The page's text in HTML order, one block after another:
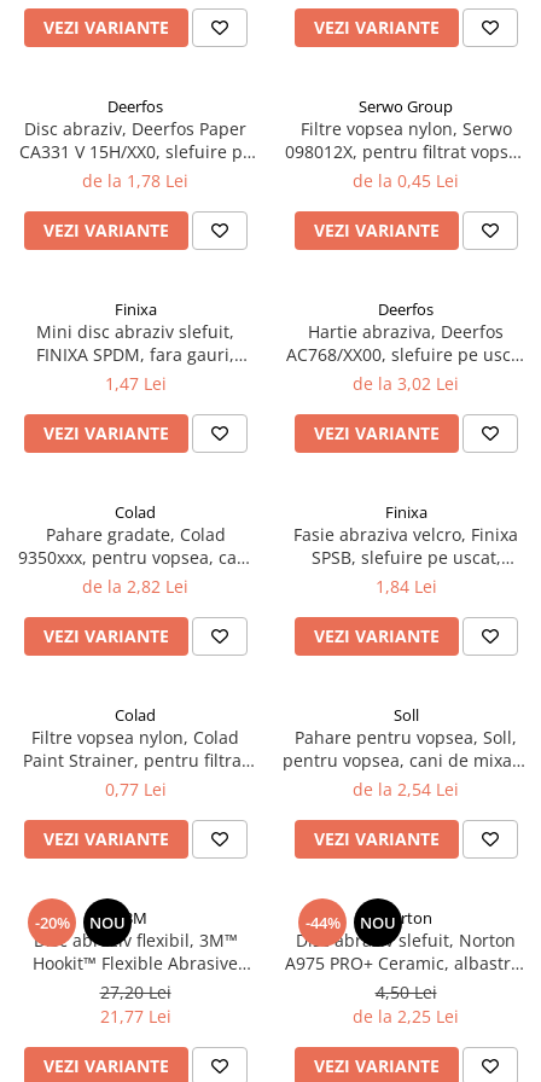
Accesori cana
PPS Sistem aplicat vopseaua
Curatat
Decapant
2.5 MASCARE
Hartie mascare
Folie mascare
Banda mascare
Suporti
2.6 SLEFUIRE
Disc abraziv velcro
Bloc manual slefuire
Epoxy Primer
Filler
Filler UV
Intaritor Primer
Spray Primer
2.8 PREGATIREA VOPSELEI
Verificat vopseaua
Cartele verificat nuanta
Filtre vopsea
Diluant vopsea si lac
Agent dilutie vopsea apa
Diluant pentru pierdere
Diverse
2.9 VOPSELE AUTO
Vopsea auto preparata
Indreptat fara vopsire
Montat si demontat
Scule tinichigerie
Tras tabla
3.7 SUDURA
Aparat sudura MIG - MAG
Sarma sudura si electrozi
Protectie suduri
3.8 USCARE VOPSEA
VEZI VARIANTE VEZI VARIANTE
Deerfos
Disc abraziv, Deerfos Paper
CA331 V 15H/XX0, slefuire pe
uscat, diametru 150 mm
de la 1,78 Lei
VEZI VARIANTE
Serwo Group
Filtre vopsea nylon, Serwo
098012X, pentru filtrat vopsea
125 µ / 190 µ, pret 1 buc
de la 0,45 Lei
VEZI VARIANTE
Finixa
Mini disc abraziv slefuit,
FINIXA SPDM, fara gauri,
diametru Ø 35 mm
1,47 Lei
VEZI VARIANTE
Deerfos
Hartie abraziva, Deerfos
AC768/XX00, slefuire pe uscat
sau umed, dimensiune 230 x
de la 3,02 Lei
VEZI VARIANTE
Colad
Pahare gradate, Colad
9350xxx, pentru vopsea, cani
de mixare + capace, diferite
de la 2,82 Lei
VEZI VARIANTE
Finixa
Fasie abraziva velcro, Finixa
SPSB, slefuire pe uscat,
granulatie P80 - P320,
1,84 Lei
VEZI VARIANTE
Colad
Filtre vopsea nylon, Colad
Paint Strainer, pentru filtrat
vopsea 125 µ / 190 µ, pret 1
0,77 Lei
VEZI VARIANTE
Soll
Pahare pentru vopsea, Soll,
pentru vopsea, cani de mixare
+ capace, diferite marimi
de la 2,54 Lei
VEZI VARIANTE
-20% NOU3M
Disc abraziv flexibil, 3M™
Hookit™ Flexible Abrasive
Foam Disc, pentru matuit ori
polish, diferite duritati P400 -
P2000, Ø 150 mm, 1 bucata
27,20 Lei
21,77 Lei
VEZI VARIANTE
-44% NOUNorton
Disc abraziv slefuit, Norton
A975 PRO+ Ceramic, albastru,
velcro Ø 150 mm
4,50 Lei
de la 2,25 Lei
VEZI VARIANTE